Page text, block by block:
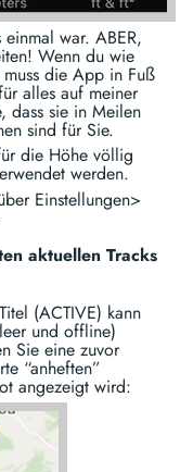
war. ABER,
Wenn du wie
die App in Fuß
alles auf meiner
dass sie in Meilen
sind für Sie.
die Höhe völlig
werden.
Einstellungen>
aktuellen Tracks
(ACTIVE) kann
und offline)
Sie eine zuvor
“anheften”
angezeigt wird: